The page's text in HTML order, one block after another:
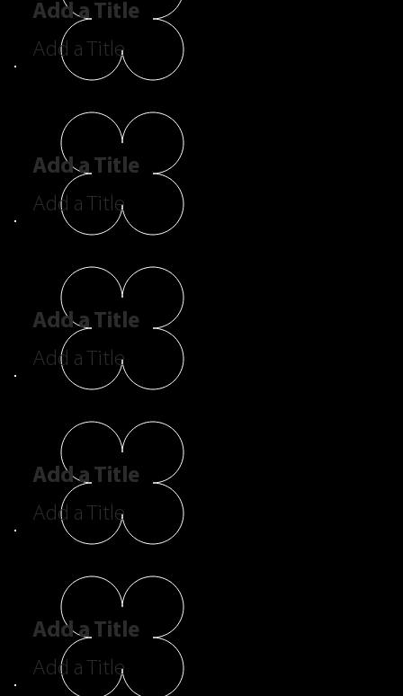
Add a Title
Add a Title
Add a Title
Add a Title
Add a Title
Add a Title
Add a Title
Add a Title
Add a Title
Add a Title